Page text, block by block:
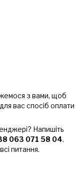
з вами, щоб
вас спосіб оплати
Напишіть
063 071 58 04.
питання.